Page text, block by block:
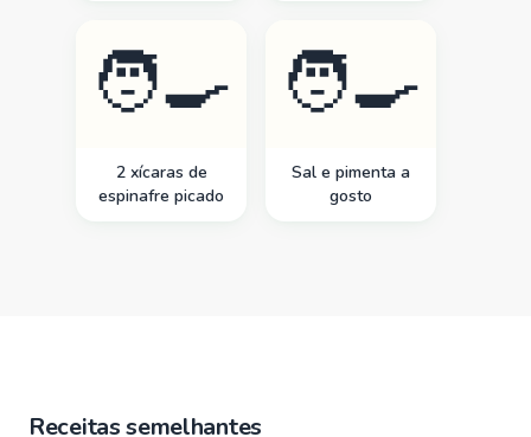
🧑‍🍳
2 xícaras de
espinafre picado
🧑‍🍳
Sal e pimenta a
gosto
Receitas semelhantes